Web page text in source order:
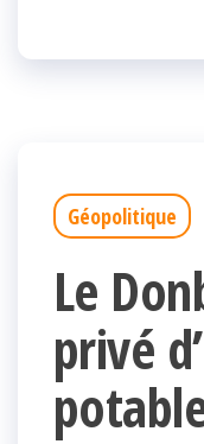
k r
Géopolitique
Le
privé